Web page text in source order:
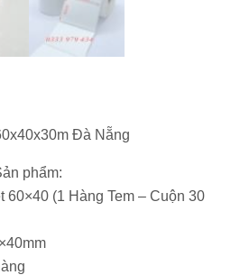
tại
là:
38.000 VND.
Đà Nẵng
phẩm:
60×40 (1 Hàng Tem – Cuộn 30